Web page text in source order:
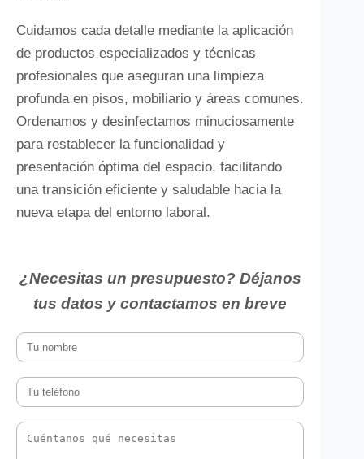
Cuidamos cada detalle mediante la aplicación
de productos especializados y técnicas
profesionales que aseguran una limpieza
profunda en pisos, mobiliario y áreas comunes.
Ordenamos y desinfectamos minuciosamente
para restablecer la funcionalidad y
presentación óptima del espacio, facilitando
una transición eficiente y saludable hacia la
nueva etapa del entorno laboral.
¿Necesitas un presupuesto? Déjanos
tus datos y contactamos en breve